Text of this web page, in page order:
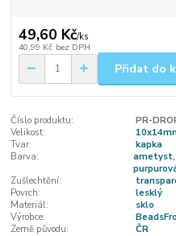
49,60 Kč/ks
40,99 Kč bez DPH
Přidat do
Číslo produktu:
PR-
Velikost:
Tvar:
kapka
Barva:
Zušlechtění:
Povrch:
lesklý
Materiál:
sklo
Výrobce:
Země původu:
ČR